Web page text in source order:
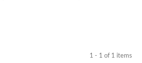
1 - 1 of 1 items